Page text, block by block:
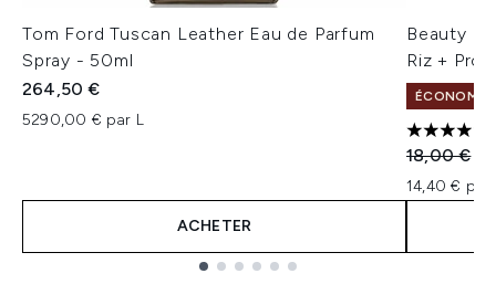
Tom Ford Tuscan Leather Eau de Parfum
Spray - 50ml
264,50 €
5290,00 € par L
ACHETER
Beauty of
Riz +
4 étoiles
Prix de
18,00 €
14,40 € par